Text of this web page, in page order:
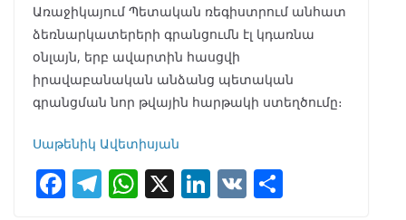
Առաջիկայում Պետական ռեգիստրում անհատ
ձեռնարկատերերի գրանցումն էլ կդառնա
օնլայն, երբ ավարտին հասցվի
իրավաբանական անձանց պետական
գրանցման նոր թվային հարթակի ստեղծումը։
Սաթենիկ Ավետիսյան
F T W X Li V